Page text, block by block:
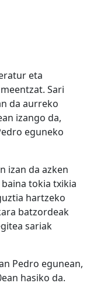
eta
Sari
da aurreko
izango da,
eguneko
izan da azken
tokia txikia
hartzeko
batzordeak
sariak
Pedro egunean,
hasiko da.